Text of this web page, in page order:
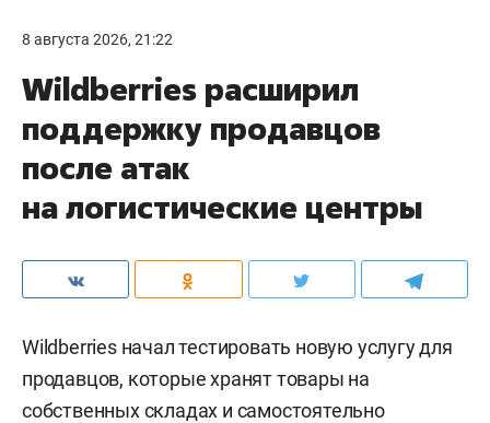
8 августа 2026, 21:22
Wildberries расширил
поддержку продавцов
после атак
на логистические центры
Wildberries начал тестировать новую услугу для
продавцов, которые хранят товары на
собственных складах и самостоятельно